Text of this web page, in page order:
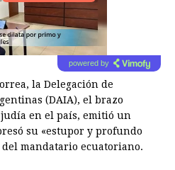
powered by
la Delegación de
(DAIA), el brazo
en el país, emitió un
su «estupor y profundo
mandatario ecuatoriano.